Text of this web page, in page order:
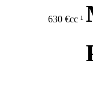
630 €cc ¹